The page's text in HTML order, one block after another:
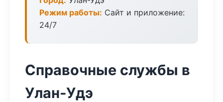
Режим работы: Сайт и приложение:
24/7
Справочные службы в
Улан-Удэ